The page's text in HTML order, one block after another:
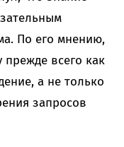
По его мнению,
прежде всего как
а не только
запросов